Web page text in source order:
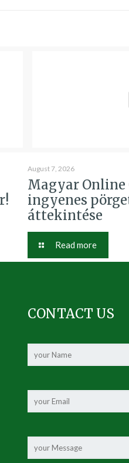
August 7, 2026
Magyar Online
ingyenes
áttekintése
Read more
CONTACT US